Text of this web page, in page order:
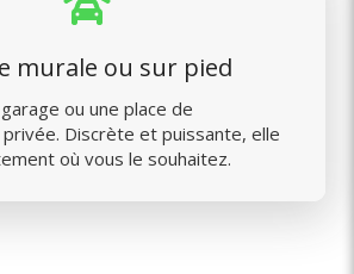
murale ou sur pied
ou une place de
Discrète et puissante, elle
où vous le souhaitez.